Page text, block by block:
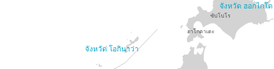
จังหวัด ฮอกไกโด
จังหวัด โอกินาว่า
ซัปโปโร
ฮาโกดาเตะ